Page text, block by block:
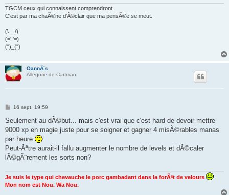
TGCM ceux qui connaissent comprendront
C'est par ma chaÃ®ne d'Ã©clair que ma pensÃ©e se meut.
(\__/)
(='.'=)
(")_(")
OannÃ¨s
Allegorie de Cartman
M
s
a
g
16 sept. 19:59
Seulement au dÃ©but... mais c'est vrai que c'est hard de devoir mettre
9000 xp en magie juste pour se soigner et gagner 4 misÃ©rables manas
par heure
Peut-Ãªtre aurait-il fallu augmenter le nombre de levels et dÃ©caler
lÃ©gÃ¨rement les sorts non?
Je suis le type qui chevauche le porc gambadant dans la forÃªt de velours
Mon nom est Nou. Wa Nou.